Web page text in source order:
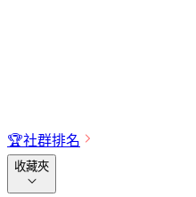
🏆社群排名
收藏夾